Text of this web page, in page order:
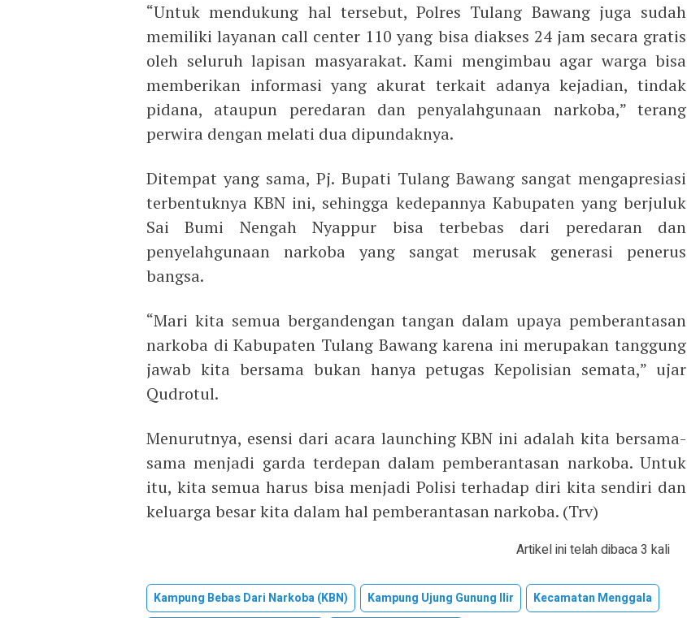
“Untuk mendukung hal tersebut, Polres Tulang Bawang juga sudah
memiliki layanan call center 110 yang bisa diakses 24 jam secara gratis
oleh seluruh lapisan masyarakat. Kami mengimbau agar warga bisa
memberikan informasi yang akurat terkait adanya kejadian, tindak
pidana, ataupun peredaran dan penyalahgunaan narkoba,” terang
perwira dengan melati dua dipundaknya.
Ditempat yang sama, Pj. Bupati Tulang Bawang sangat mengapresiasi
terbentuknya KBN ini, sehingga kedepannya Kabupaten yang berjuluk
Sai Bumi Nengah Nyappur bisa terbebas dari peredaran dan
penyelahgunaan narkoba yang sangat merusak generasi penerus
bangsa.
“Mari kita semua bergandengan tangan dalam upaya pemberantasan
narkoba di Kabupaten Tulang Bawang karena ini merupakan tanggung
jawab kita bersama bukan hanya petugas Kepolisian semata,” ujar
Qudrotul.
Menurutnya, esensi dari acara launching KBN ini adalah kita bersama-
sama menjadi garda terdepan dalam pemberantasan narkoba. Untuk
itu, kita semua harus bisa menjadi Polisi terhadap diri kita sendiri dan
keluarga besar kita dalam hal pemberantasan narkoba. (Trv)
Artikel ini telah dibaca 3 kali
Kampung Bebas Dari Narkoba (KBN) Kampung Ujung Gunung Ilir
Kecamatan Menggala